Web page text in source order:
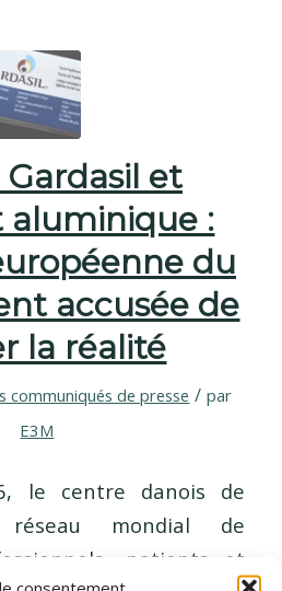
et
aluminique :
du
accusée de
la réalité
communiqués de presse / par
E3M
le centre danois de
réseau mondial de
patients et